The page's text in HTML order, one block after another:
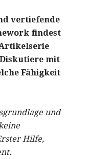
vertiefende
findest
mit
Fähigkeit
und
Hilfe,